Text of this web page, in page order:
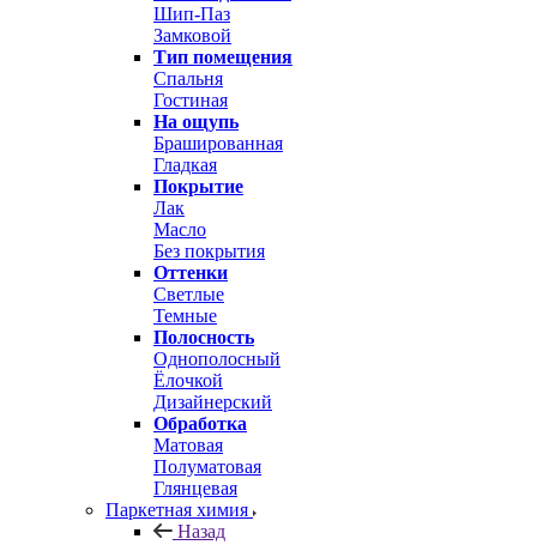
Шип-Паз
Замковой
Тип помещения
Спальня
Гостиная
На ощупь
Брашированная
Гладкая
Покрытие
Лак
Масло
Без покрытия
Оттенки
Светлые
Темные
Полосность
Однополосный
Ёлочкой
Дизайнерский
Обработка
Матовая
Полуматовая
Глянцевая
Паркетная химия
Назад